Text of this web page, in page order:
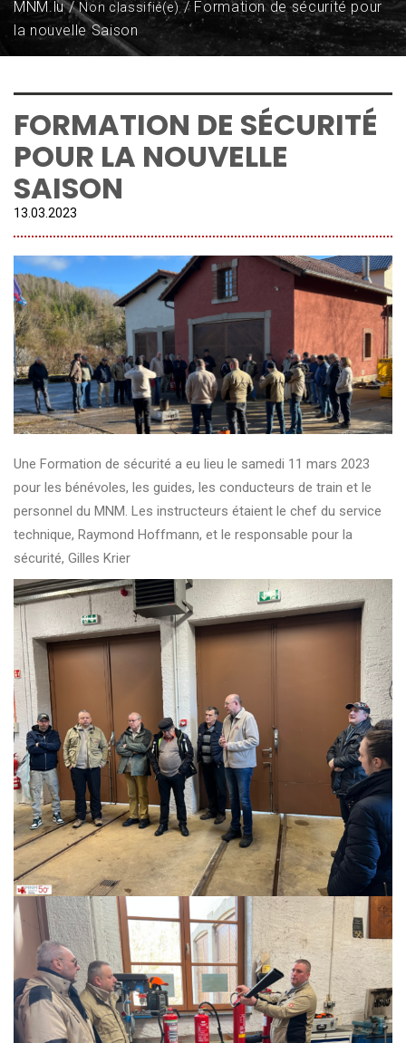
MNM.lu Non classifié(e)
Formation de sécurité pour
la nouvelle Saison
FORMATION DE SÉCURITÉ
POUR LA NOUVELLE
SAISON
13. 03 2023
Une Formation de sécurité a eu lieu le samedi 11 mars 2023
pour les bénévoles, les guides, les conducteurs de train et le
personnel du MNM. Les instructeurs étaient le chef du service
technique, Raymond Hoffmann, et le responsable pour la
sécurité, Gilles Krier